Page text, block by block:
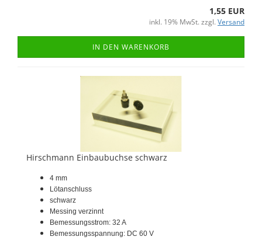
1,55 EUR
inkl. 19% MwSt. zzgl. Versand
IN DEN WARENKORB
Hirschmann Einbaubuchse schwarz
4 mm
Lötanschluss
schwarz
Messing verzinnt
Bemessungsstrom: 32 A
Bemessungsspannung: DC 60 V